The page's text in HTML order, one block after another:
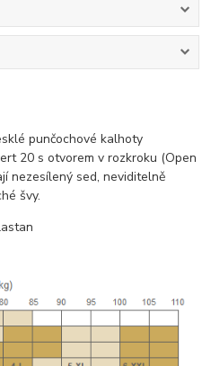
punčochové kalhoty
20 s otvorem v rozkroku (Open
nezesílený sed, neviditelně
švy.